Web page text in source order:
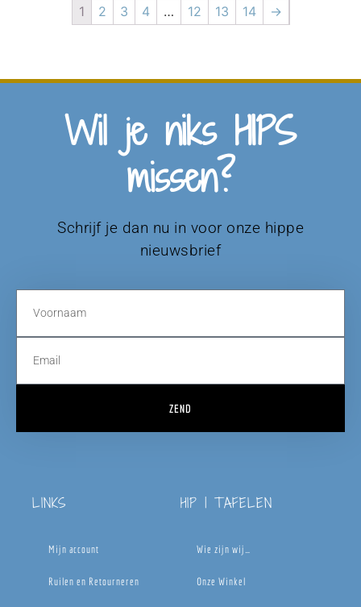
1 2 3 4 … 12 13 14 →
Wil je niks HIPS
missen?
Schrijf je dan nu in voor onze hippe
nieuwsbrief
ZEND
LINKS
Mijn account
Ruilen en Retourneren
HIP | TAFELEN
Wie zijn wij…
Onze Winkel